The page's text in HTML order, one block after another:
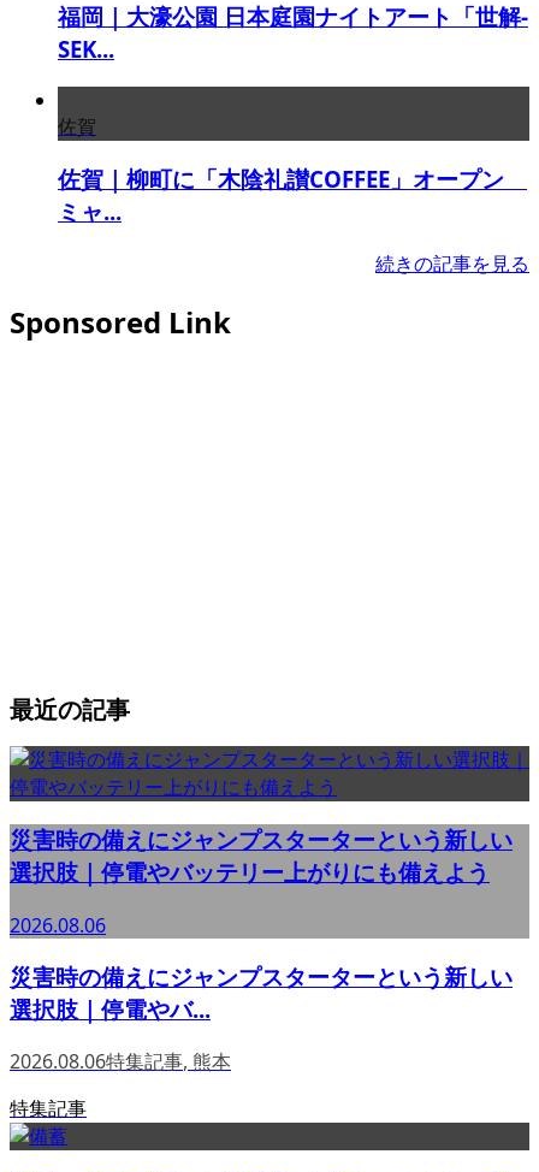
福岡｜大濠公園 日本庭園ナイトアート「世解-
SEK...
佐賀
佐賀｜柳町に「木陰礼讃COFFEE」オープン
ミャ...
続きの記事を見る
Sponsored Link
最近の記事
災害時の備えにジャンプスターターという新しい
選択肢｜停電やバッテリー上がりにも備えよう
2026.08.06
災害時の備えにジャンプスターターという新しい
選択肢｜停電やバ...
2026.08.06特集記事, 熊本
特集記事